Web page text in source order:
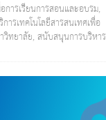
ารเรียนการสอนและอบรม,
ารเทคโนโลยีสารสนเทศเพื่อ
วิทยาลัย, สนับสนุนการบริหาร